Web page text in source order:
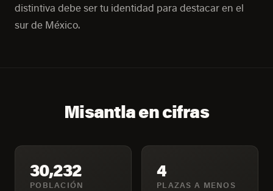
distintiva debe ser tu identidad para destacar en el
sur de México.
Misantla en cifras
30,232
POBLACIÓN
4
PLAZAS A MENOS